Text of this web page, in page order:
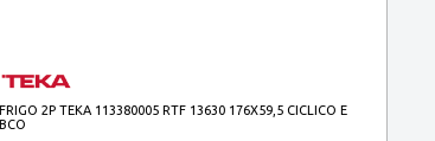
FRIGO 2P TEKA 113380005 RTF 13630 176X59,5 CICLICO E
BCO